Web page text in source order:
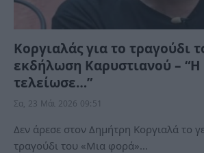
Κοργιαλάς για το τραγούδι
εκδήλωση Καρυστιανού –
τελείωσε…”
Σα, 23 Μάι 2026 09:51
Δεν άρεσε στον Δημήτρη Κοργιαλά το
τραγούδι του «Μια φορά»…